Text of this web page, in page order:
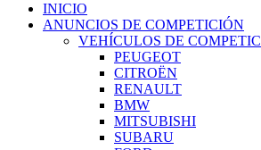
INICIO
ANUNCIOS DE COMPETICIÓN
VEHÍCULOS DE
PEUGEOT
CITROËN
RENAULT
BMW
MITSUBISHI
SUBARU